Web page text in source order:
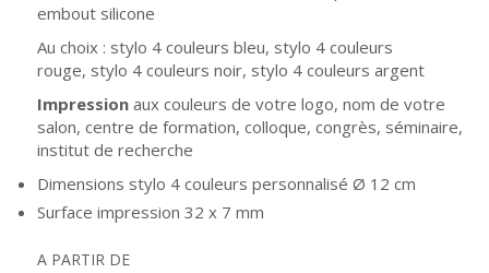
embout silicone
Au choix : stylo 4 couleurs bleu, stylo 4 couleurs
rouge, stylo 4 couleurs noir, stylo 4 couleurs argent
Impression aux couleurs de votre logo, nom de votre
salon, centre de formation, colloque, congrès, séminaire,
institut de recherche
Dimensions stylo 4 couleurs personnalisé Ø 12 cm
Surface impression 32 x 7 mm
A PARTIR DE